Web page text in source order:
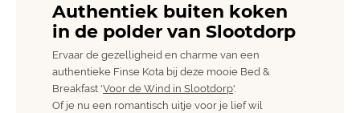
Authentiek buiten koken
in de polder van Slootdorp
Ervaar de gezelligheid en charme van een
authentieke Finse Kota bij deze mooie Bed &
Breakfast 'Voor de Wind in Slootdorp'.
Of je nu een romantisch uitje voor je lief wil